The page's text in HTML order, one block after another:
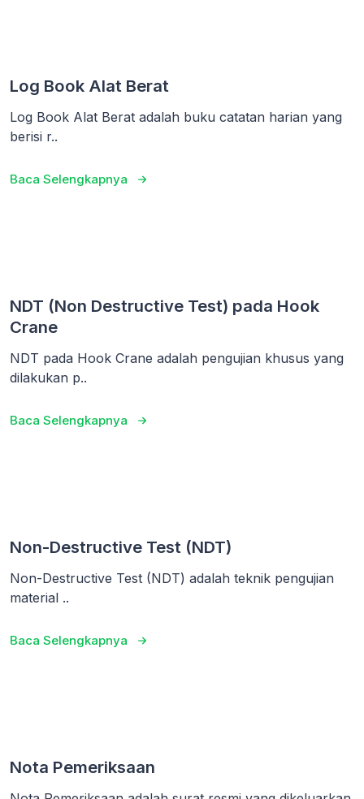
Log Book Alat Berat
Log Book Alat Berat adalah buku catatan harian yang
berisi r..
Baca Selengkapnya
NDT (Non Destructive Test) pada Hook
Crane
NDT pada Hook Crane adalah pengujian khusus yang
dilakukan p..
Baca Selengkapnya
Non-Destructive Test (NDT)
Non-Destructive Test (NDT) adalah teknik pengujian
material ..
Baca Selengkapnya
Nota Pemeriksaan